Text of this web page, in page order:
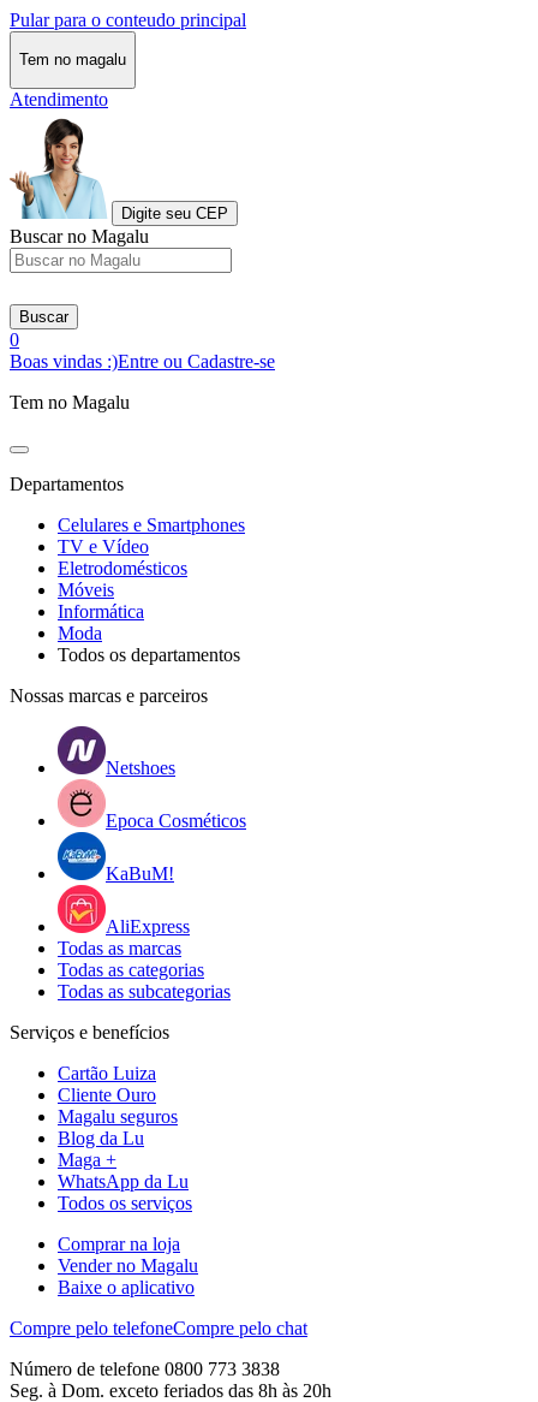
Pular para o conteudo principal
Tem no magalu
Atendimento
Digite seu CEP
Buscar no Magalu
Buscar
0
Boas vindas :)Entre ou Cadastre-se
Tem no Magalu
Departamentos
Celulares e Smartphones
TV e Vídeo
Eletrodomésticos
Móveis
Informática
Moda
Todos os departamentos
Nossas marcas e parceiros
Netshoes
Epoca Cosméticos
KaBuM!
AliExpress
Todas as marcas
Todas as categorias
Todas as subcategorias
Serviços e benefícios
Cartão Luiza
Cliente Ouro
Magalu seguros
Blog da Lu
Maga +
WhatsApp da Lu
Todos os serviços
Comprar na loja
Vender no Magalu
Baixe o aplicativo
Compre pelo telefoneCompre pelo chat
Número de telefone 0800 773 3838
Seg. à Dom. exceto feriados das 8h às 20h